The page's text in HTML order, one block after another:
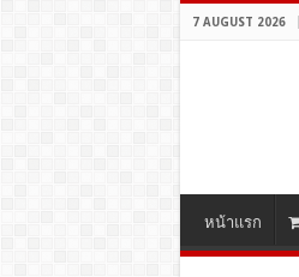
7 AUGUST 2026
หน้าแรก